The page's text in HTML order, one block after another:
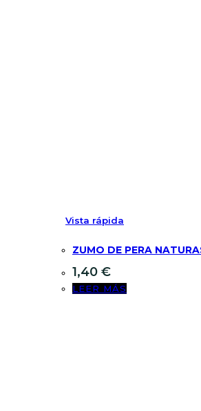
Vista rápida
ZUMO DE PERA
1,40 €
LEER MÁS